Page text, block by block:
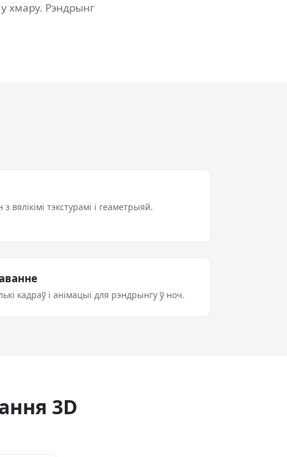
хмару. Рэндрынг
вялікімі тэкстурамі і геаметрыяй.
кадраў і анімацыі для рэндрынгу ў ноч.
3D